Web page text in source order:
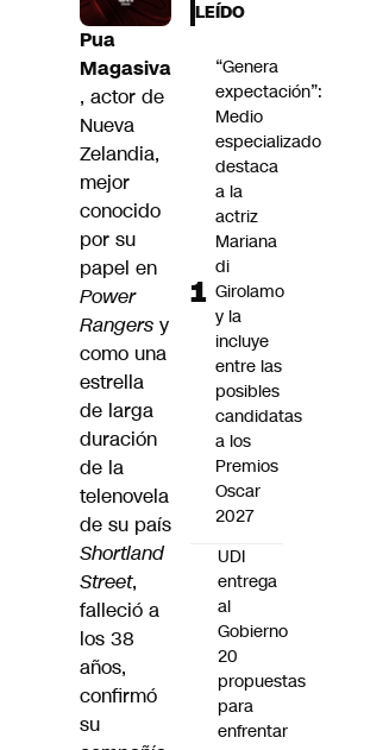
Pua
Magasiva
, actor de
Nueva
Zelandia,
mejor
conocido
por su
papel en
Power
Rangers y
como una
estrella
de larga
duración
de la
telenovela
de su país
Shortland
Street,
falleció a
los 38
años,
confirmó
su
LEÍDO
“Genera
expectación”:
Medio
especializado
destaca
a la
actriz
Mariana
di
Girolamo
y la
incluye
entre las
posibles
candidatas
a los
Premios
Oscar
2027
UDI
entrega
al
Gobierno
20
propuestas
para
enfrentar